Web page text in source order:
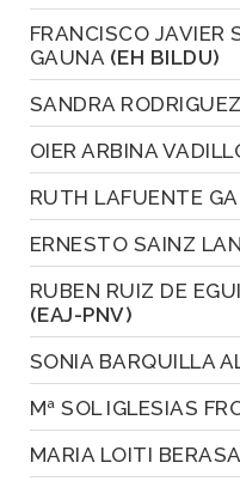
FRANCISCO JAVIER
GAUNA (EH BILDU)
SANDRA
OIER ARBINA
RUTH LAFUENTE
ERNESTO SAINZ
RUBEN RUIZ DE
(EAJ-PNV)
SONIA BARQUILLA
Mª SOL IGLESIAS
MARIA LOITI